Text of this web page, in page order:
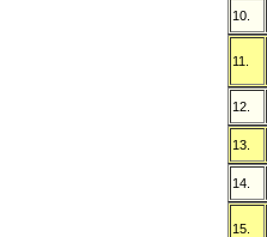
10.
11.
12.
13.
14.
15.